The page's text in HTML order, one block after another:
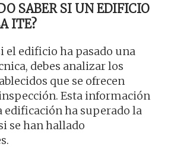
SABER SI UN EDIFICIO
ITE?
el edificio ha pasado una
debes analizar los
que se ofrecen
Esta información
ha superado la
se han hallado